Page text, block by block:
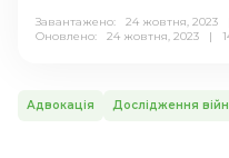
Завантажено: 24 жовтня, 2023
Оновлено: 24 жовтня, 2023 |
Адвокація Дослідження